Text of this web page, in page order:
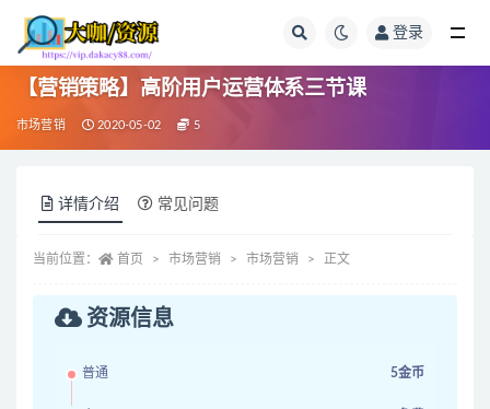
登录
【营销策略】高阶用户运营体系三节课
市场营销 2020-05-02 5
详情介绍 常见问题
当前位置： 首页 市场营销 市场营销 正文
资源信息
普通 5金币
全部